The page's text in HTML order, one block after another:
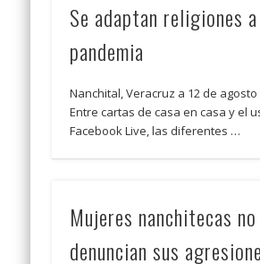
Se adaptan religiones
pandemia
Nanchital, Veracruz a 12 de agosto
Entre cartas de casa en casa y el
Facebook Live, las diferentes …
Mujeres nanchitecas no
denuncian sus